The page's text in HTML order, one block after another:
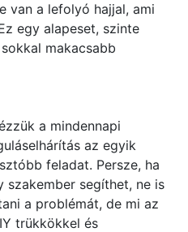
van a lefolyó hajjal, ami
egy alapeset, szinte
makacsabb
a mindennapi
az egyik
feladat. Persze, ha
segíthet, ne is
a problémát, de mi az
trükkökkel és